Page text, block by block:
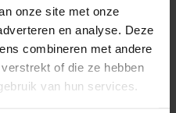
onze site met onze
en analyse. Deze
combineren met andere
of die ze hebben
van hun services.
De spots hebben een
89). De LED railspots
modules en hebben
tot wel 100.000
verkrijgbaar in de